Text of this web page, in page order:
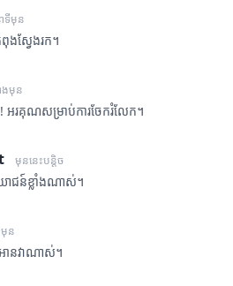
ទីមុន
ងស្វែងរក។
មុន
រគុណសម្រាប់ការចែករំលែក។
មុននេះបន្តិច
ោជន៍ខ្លាំងណាស់។
មុន
ានវាណាស់។